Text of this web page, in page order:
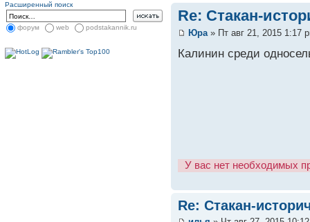
Расширенный поиск
форум web podstakannik.ru
Re: Стакан-
Юра» Пт авг 21, 2015 1:17
Калинин среди
У вас нет необходимых
Re: Стакан-